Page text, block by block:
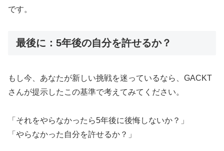
です。
最後に：5年後の自分を許せるか？
もし今、あなたが新しい挑戦を迷っているなら、GACKT
さんが提示したこの基準で考えてみてください。
「それをやらなかったら5年後に後悔しないか？」
「やらなかった自分を許せるか？」